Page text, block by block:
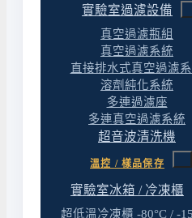
實驗室過濾設備
真空過濾瓶組
真空過濾系統
直接排水式真空過濾
溶劑純化系統
多連過濾座
多連真空過濾系統
超音波清洗機
溫控 / 樣品保存
實驗室冰箱 / 冷凍櫃
超低溫冷凍櫃 -80°C / -
秤重元件 電磁式(
過載保護 獨家專
校正⽅式 外部砝
顯⽰螢幕 ⼤型
靈 敏 度 ① Easy
單位選擇 19種稱
應⽤功能 ① 具計
快 捷 鍵 快捷功
省電功能 可設定
電腦直傳 世界專